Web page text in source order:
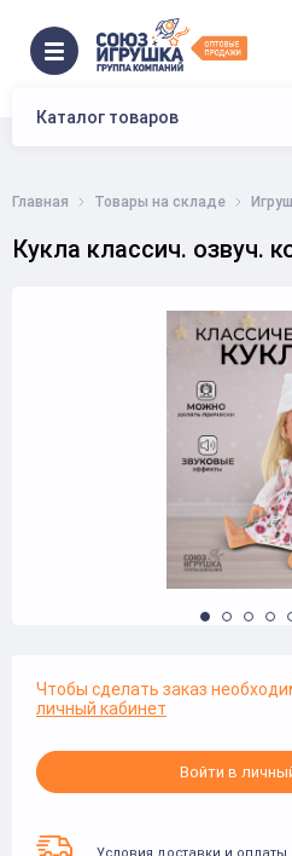
Каталог товаров
Главная Товары на складе
Кукла классич. озвуч.
Чтобы сделать заказ
личный кабинет
Войти в
Условия доставки и оплаты